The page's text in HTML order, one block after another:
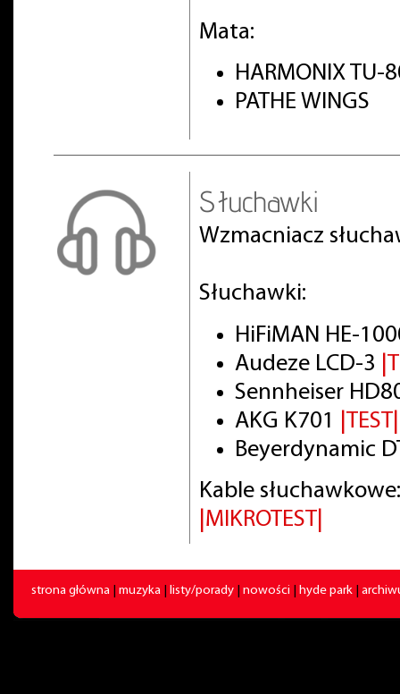
Mata:
HARMONIX TU-
PATHE WINGS
Słuchawki
Wzmacniacz
Słuchawki:
HiFiMAN HE-
Audeze LCD-3
Sennheiser
AKG K701
|TEST|
Beyerdynamic
Kable
|MIKROTEST|
strona główna muzyka listy/porady nowości hyde park